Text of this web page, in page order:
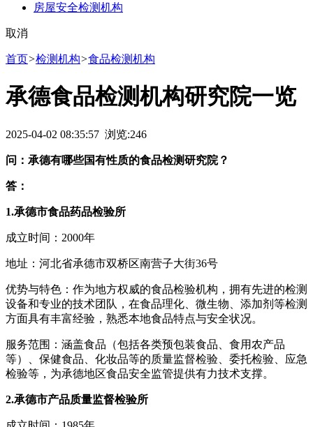
房屋安全检测机构
取消
首页>检测机构>食品检测机构
承德食品检测机构研究院一览
2025-04-02 08:35:57 浏览:246
问：承德有哪些国有性质的食品检测研究院？
答：
1.承德市食品药品检验所
成立时间：2000年
地址：河北省承德市双桥区南营子大街36号
优势与特色：作为地方权威的食品检验机构，拥有先进的检测
设备和专业的技术团队，在食品理化、微生物、添加剂等检测
方面具有丰富经验，熟悉本地食品特点与安全状况。
服务范围：涵盖食品（包括各类预包装食品、食用农产品
等）、保健食品、化妆品等的质量监督检验、委托检验、应急
检验等，为承德地区食品安全监管提供有力技术支撑。
2.承德市产品质量监督检验所